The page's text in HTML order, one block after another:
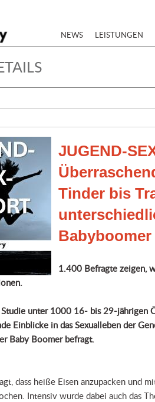
NEWS LEISTUNGEN
JUGEND-
Tinder bis
1.400 Befragte zeigen,
unter 1000 16- bis 29-jährigen
Einblicke in das Sexualleben der
Baby Boomer befragt.
dass heiße Eisen anzupacken und
Intensiv wurde dabei auch das